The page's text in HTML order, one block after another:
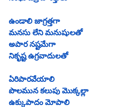
ఉండాలి జాగ్రత్తగా
మనసు లేని మనుషులతో
అపార నష్టమేగా
నికృష్ట ఉగ్రవాదులతో
ఏరిపారవేయాలి
పొలమున కలుపు మొక్కల్లా
ఉక్కుపాదం మోపాలి